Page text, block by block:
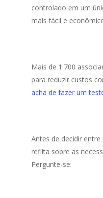
controlado em um
mais fácil e
Mais de 1.700
para reduzir custos
acha de fazer um
Antes de decidir
reflita sobre as
Pergunte-se: